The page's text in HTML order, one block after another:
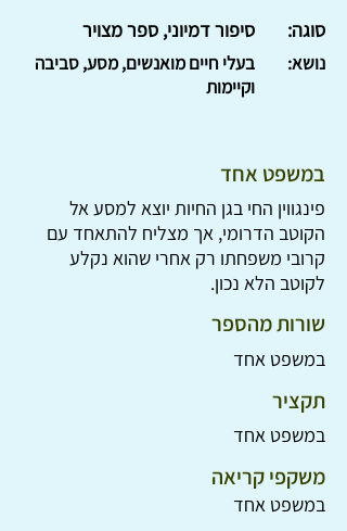
סיפור דמיוני, ספר מצויר סוגה:
בעלי חיים מואנשים, מסע, סביבה
וקיימות
נושא:
במשפט אחד
פינגווין החי בגן החיות יוצא למסע אל
הקוטב הדרומי, אך מצליח להתאחד עם
קרובי משפחתו רק אחרי שהוא נקלע
לקוטב הלא נכון.
שורות מהספר
במשפט אחד
תקציר
במשפט אחד
משקפי קריאה
במשפט אחד